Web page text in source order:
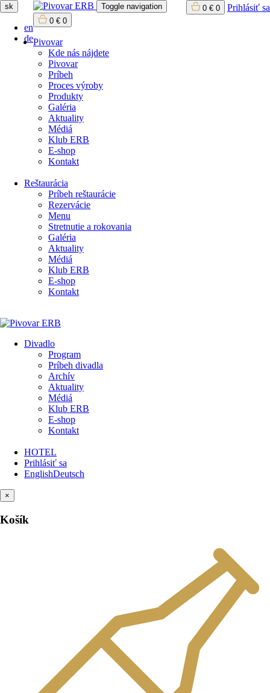
sk
en
de
0 € 0 Prihlásiť sa
Toggle navigation
0 € 0
Pivovar
Kde nás nájdete
Pivovar
Príbeh
Proces výroby
Produkty
Galéria
Aktuality
Médiá
Klub ERB
E-shop
Kontakt
Reštaurácia
Príbeh reštaurácie
Rezervácie
Menu
Stretnutie a rokovania
Galéria
Aktuality
Médiá
Klub ERB
E-shop
Kontakt
Divadlo
Program
Príbeh divadla
Archív
Aktuality
Médiá
Klub ERB
E-shop
Kontakt
HOTEL
Prihlásiť sa
EnglishDeutsch
×
Košík